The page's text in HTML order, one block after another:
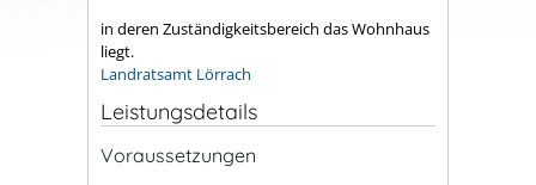
in deren Zuständigkeitsbereich das Wohnhaus
liegt.
Landratsamt Lörrach
Leistungsdetails
Voraussetzungen